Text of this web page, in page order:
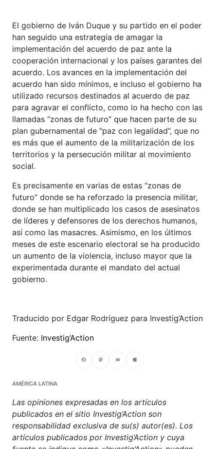
El gobierno de Iván Duque y su partido en el poder
han seguido una estrategia de amagar la
implementación del acuerdo de paz ante la
cooperación internacional y los países garantes del
acuerdo. Los avances en la implementación del
acuerdo han sido mínimos, e incluso el gobierno ha
utilizado recursos destinados al acuerdo de paz
para agravar el conflicto, como lo ha hecho con las
llamadas “zonas de futuro” que hacen parte de su
plan gubernamental de “paz con legalidad”, que no
es más que el aumento de la militarización de los
territorios y la persecución militar al movimiento
social.
Es precisamente en varias de estas “zonas de
futuro” donde se ha reforzado la presencia militar,
donde se han multiplicado los casos de asesinatos
de líderes y defensores de los derechos humanos,
así como las masacres. Asimismo, en los últimos
meses de este escenario electoral se ha producido
un aumento de la violencia, incluso mayor que la
experimentada durante el mandato del actual
gobierno.
Traducido por Edgar Rodríguez para Investig’Action
Fuente: Investig’Action
AMÉRICA LATINA
Las opiniones expresadas en los artículos
publicados en el sitio Investig’Action son
responsabilidad exclusiva de su(s) autor(es). Los
artículos publicados por Investig’Action y cuya